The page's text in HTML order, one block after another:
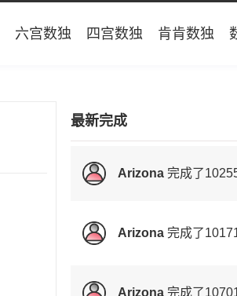
六宫数独 四宫数独 肯肯数独
最新完成
Arizona 完成了
Arizona 完成了
Arizona 完成了